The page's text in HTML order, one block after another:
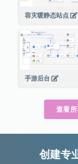
容灾暖静态站点
手游后台
查看
创建专